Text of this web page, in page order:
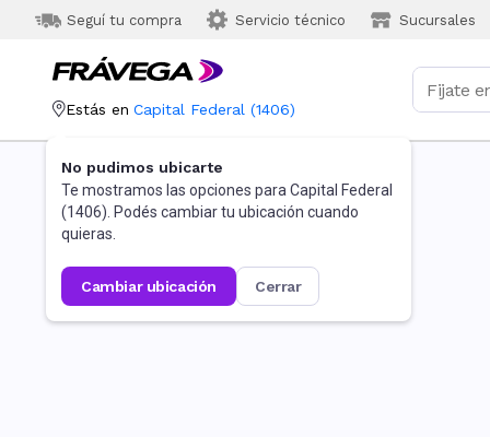
Seguí tu compra Servicio técnico Sucursales
Estás en Capital Federal (1406)
No pudimos ubicarte
Te mostramos las opciones para Capital Federal
(1406). Podés cambiar tu ubicación cuando
quieras.
cambiar ubicación cerrar